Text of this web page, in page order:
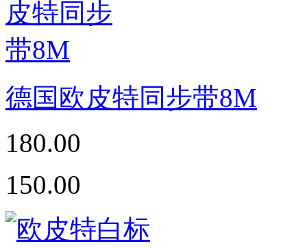
德国欧皮特同步带8M
180.00
150.00